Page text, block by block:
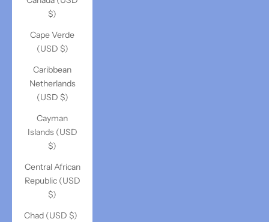
$)
Cape Verde
(USD $)
Caribbean
Netherlands
(USD $)
Cayman
Islands (USD
$)
Central African
Republic (USD
$)
Chad (USD $)